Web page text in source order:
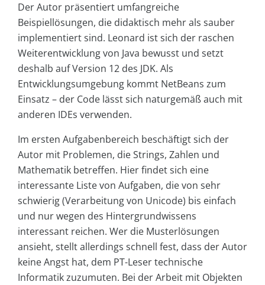
Der Autor präsentiert umfangreiche
Beispiellösungen, die didaktisch mehr als sauber
implementiert sind. Leonard ist sich der raschen
Weiterentwicklung von Java bewusst und setzt
deshalb auf Version 12 des JDK. Als
Entwicklungsumgebung kommt NetBeans zum
Einsatz – der Code lässt sich naturgemäß auch mit
anderen IDEs verwenden.
Im ersten Aufgabenbereich beschäftigt sich der
Autor mit Problemen, die Strings, Zahlen und
Mathematik betreffen. Hier findet sich eine
interessante Liste von Aufgaben, die von sehr
schwierig (Verarbeitung von Unicode) bis einfach
und nur wegen des Hintergrundwissens
interessant reichen. Wer die Musterlösungen
ansieht, stellt allerdings schnell fest, dass der Autor
keine Angst hat, dem PT-Leser technische
Informatik zuzumuten. Bei der Arbeit mit Objekten